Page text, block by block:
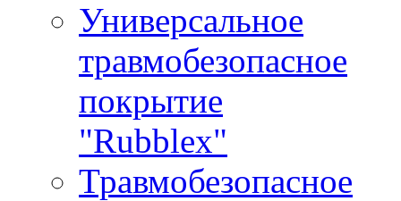
Универсальное
травмобезопасное
покрытие
"Rubblex"
Травмобезопасное